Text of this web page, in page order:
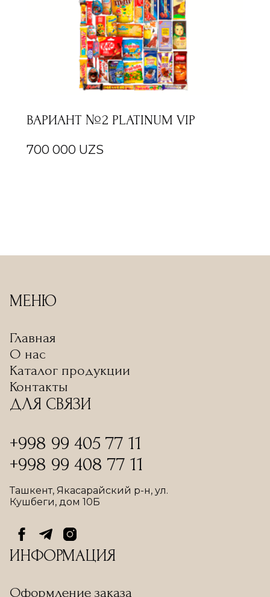
ВАРИАНТ №2 PLATINUM VIP
700 000 UZS
МЕНЮ
Главная
О нас
Каталог продукции
Контакты
ДЛЯ СВЯЗИ
+998 99 405 77 11
+998 99 408 77 11
Ташкент, Якасарайский р-н, ул.
Кушбеги, дом 10Б
ИНФОРМАЦИЯ
Оформление заказа